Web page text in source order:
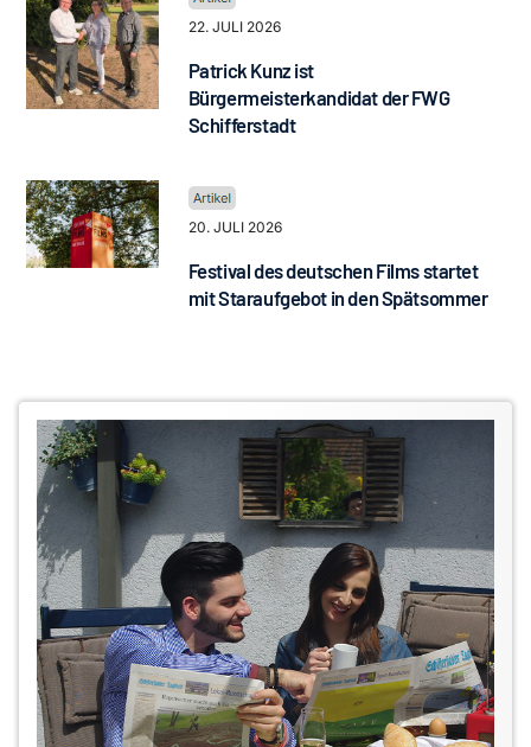
22. JULI 2026
Patrick Kunz ist
Bürgermeisterkandidat der FWG
Schifferstadt
20. JULI 2026
Festival des deutschen Films startet
mit Staraufgebot in den Spätsommer